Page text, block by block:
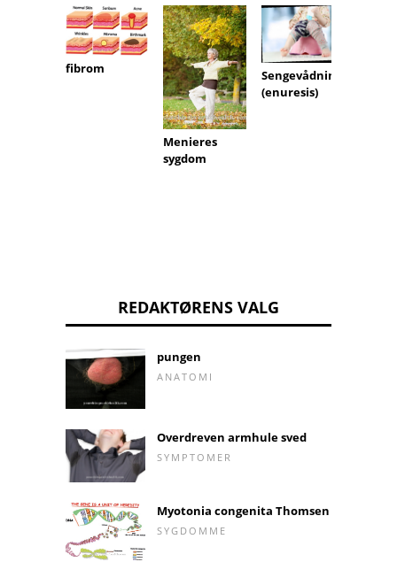
fibrom
Menieres
sygdom
Sengevådning
(enuresis)
REDAKTØRENS VALG
pungen
ANATOMI
Overdreven armhule sved
SYMPTOMER
Myotonia congenita Thomsen
SYGDOMME